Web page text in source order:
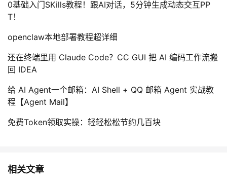
0基础入门SKills教程！跟AI对话，5分钟生成动态交互PP
T！
openclaw本地部署教程超详细
还在终端里用 Claude Code？CC GUI 把 AI 编码工作流搬
回 IDEA
给 AI Agent一个邮箱：AI Shell + QQ 邮箱 Agent 实战教
程【Agent Mail】
免费Token领取实操：轻轻松松节约几百块
相关文章